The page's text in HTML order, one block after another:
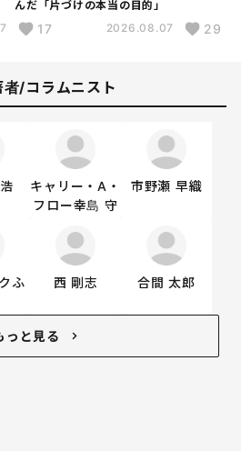
んだ「片づけの本当の目的」
17 2026.08.07 29
/コラムニスト
キャリー・A・
フロー幸島 守
市野瀬 早織
ふ
西 剛志 合間 太郎
っと見る